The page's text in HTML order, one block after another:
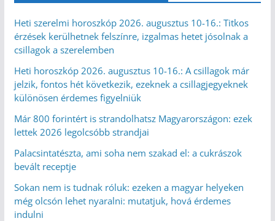
Heti szerelmi horoszkóp 2026. augusztus 10-16.: Titkos
érzések kerülhetnek felszínre, izgalmas hetet jósolnak a
csillagok a szerelemben
Heti horoszkóp 2026. augusztus 10-16.: A csillagok már
jelzik, fontos hét következik, ezeknek a csillagjegyeknek
különösen érdemes figyelniük
Már 800 forintért is strandolhatsz Magyarországon: ezek
lettek 2026 legolcsóbb strandjai
Palacsintatészta, ami soha nem szakad el: a cukrászok
bevált receptje
Sokan nem is tudnak róluk: ezeken a magyar helyeken
még olcsón lehet nyaralni: mutatjuk, hová érdemes
indulni